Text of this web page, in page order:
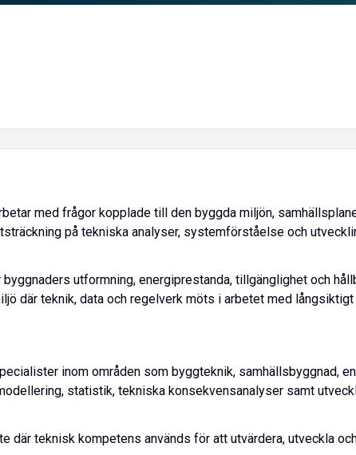
med frågor kopplade till den byggda miljön,
på tekniska analyser, systemförståelse och
utformning, energiprestanda, tillgänglighet och
där teknik, data och regelverk möts i arbetet med
inom områden som byggteknik, samhällsbyggnad,
statistik, tekniska konsekvensanalyser samt
där teknisk kompetens används för att utvärdera, utveckla